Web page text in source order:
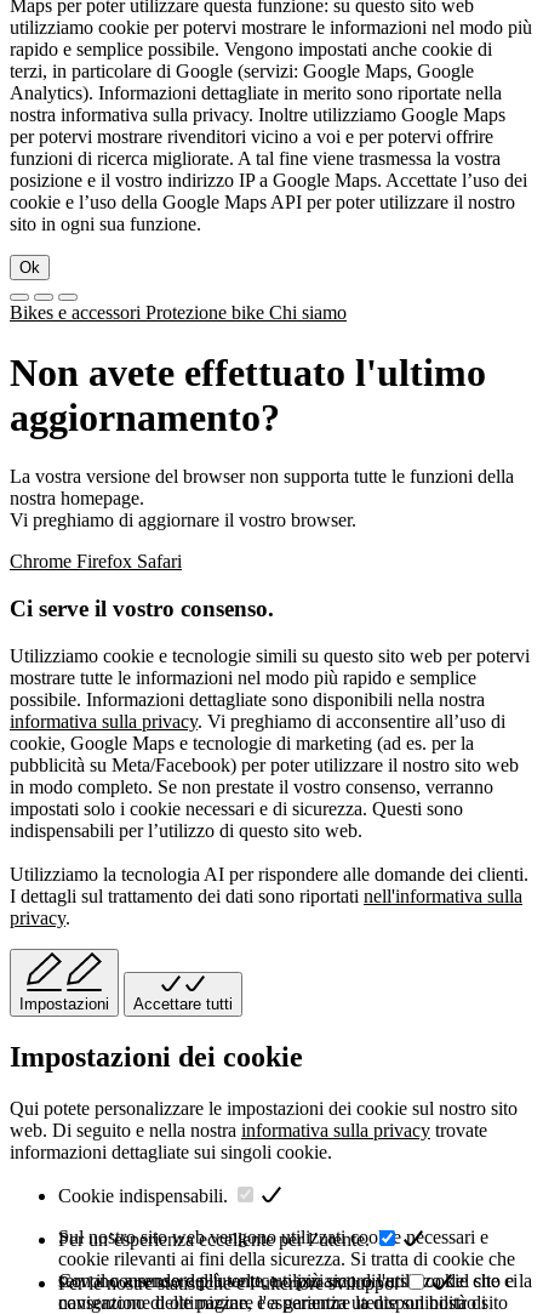
Maps per poter utilizzare questa funzione: su questo sito web
utilizziamo cookie per potervi mostrare le informazioni nel modo più
rapido e semplice possibile. Vengono impostati anche cookie di
terzi, in particolare di Google (servizi: Google Maps, Google
Analytics). Informazioni dettagliate in merito sono riportate nella
nostra informativa sulla privacy. Inoltre utilizziamo Google Maps
per potervi mostrare rivenditori vicino a voi e per potervi offrire
funzioni di ricerca migliorate. A tal fine viene trasmessa la vostra
posizione e il vostro indirizzo IP a Google Maps. Accettate l’uso dei
cookie e l’uso della Google Maps API per poter utilizzare il nostro
sito in ogni sua funzione.
Ok
Bikes e accessori Protezione bike Chi siamo
Non avete effettuato l'ultimo
aggiornamento?
La vostra versione del browser non supporta tutte le funzioni della
nostra homepage.
Vi preghiamo di aggiornare il vostro browser.
Chrome Firefox Safari
Ci serve il vostro consenso.
Utilizziamo cookie e tecnologie simili su questo sito web per potervi
mostrare tutte le informazioni nel modo più rapido e semplice
possibile. Informazioni dettagliate sono disponibili nella nostra
informativa sulla privacy. Vi preghiamo di acconsentire all’uso di
cookie, Google Maps e tecnologie di marketing (ad es. per la
pubblicità su Meta/Facebook) per poter utilizzare il nostro sito web
in modo completo. Se non prestate il vostro consenso, verranno
impostati solo i cookie necessari e di sicurezza. Questi sono
indispensabili per l’utilizzo di questo sito web.
Utilizziamo la tecnologia AI per rispondere alle domande dei clienti.
I dettagli sul trattamento dei dati sono riportati nell'informativa sulla
privacy.
Impostazioni Accettare tutti
Impostazioni dei cookie
Qui potete personalizzare le impostazioni dei cookie sul nostro sito
web. Di seguito e nella nostra informativa sulla privacy trovate
informazioni dettagliate sui singoli cookie.
Cookie indispensabili.
Sul nostro sito web vengono utilizzati cookie necessari e
cookie rilevanti ai fini della sicurezza. Si tratta di cookie che
servono a rendere più veloce o più sicuro l'utilizzo del sito e la
navigazione delle pagine, e a garantire la disponibilità di
Per un’esperienza eccellente per l’utente.
Con il consenso dell'utente, utilizziamo diversi cookie che ci
consentono di ottimizzare l'esperienza utente sul nostro sito
Per le nostre statistiche e l’ulteriore sviluppo.